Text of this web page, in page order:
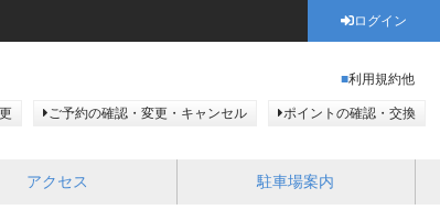
ログイン
利用規約他
ご予約の確認・変更・キャンセル ポイントの確認・交換
アクセス 駐車場案内